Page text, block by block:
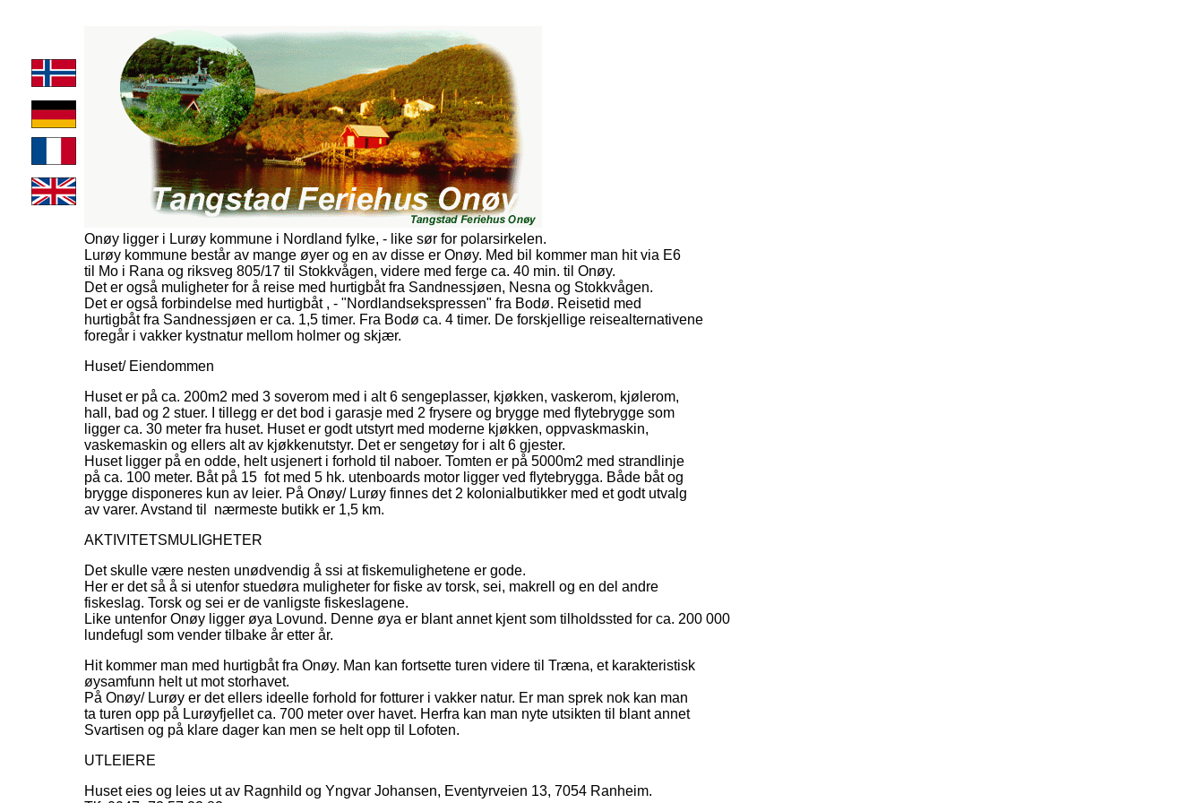
Onøy ligger i Lurøy kommune i Nordland fylke, - like sør for polarsirkelen.
Lurøy kommune består av mange øyer og en av disse er Onøy. Med bil kommer man hit via E6
til Mo i Rana og riksveg 805/17 til Stokkvågen, videre med ferge ca. 40 min. til Onøy.
Det er også muligheter for å reise med hurtigbåt fra Sandnessjøen, Nesna og Stokkvågen.
Det er også forbindelse med hurtigbåt , - "Nordlandsekspressen" fra Bodø. Reisetid med
hurtigbåt fra Sandnessjøen er ca. 1,5 timer. Fra Bodø ca. 4 timer. De forskjellige reisealternativene
foregår i vakker kystnatur mellom holmer og skjær.
Huset/ Eiendommen
Huset er på ca. 200m2 med 3 soverom med i alt 6 sengeplasser, kjøkken, vaskerom, kjølerom,
hall, bad og 2 stuer. I tillegg er det bod i garasje med 2 frysere og brygge med flytebrygge som
ligger ca. 30 meter fra huset. Huset er godt utstyrt med moderne kjøkken, oppvaskmaskin,
vaskemaskin og ellers alt av kjøkkenutstyr. Det er sengetøy for i alt 6 gjester.
Huset ligger på en odde, helt usjenert i forhold til naboer. Tomten er på 5000m2 med strandlinje
på ca. 100 meter. Båt på 15 fot med 5 hk. utenboards motor ligger ved flytebrygga. Både båt og
brygge disponeres kun av leier. På Onøy/ Lurøy finnes det 2 kolonialbutikker med et godt utvalg
av varer. Avstand til nærmeste butikk er 1,5 km.
AKTIVITETSMULIGHETER
Det skulle være nesten unødvendig å ssi at fiskemulighetene er gode.
Her er det så å si utenfor stuedøra muligheter for fiske av torsk, sei, makrell og en del andre
fiskeslag. Torsk og sei er de vanligste fiskeslagene.
Like untenfor Onøy ligger øya Lovund. Denne øya er blant annet kjent som tilholdssted for ca. 200 000
lundefugl som vender tilbake år etter år.
Hit kommer man med hurtigbåt fra Onøy. Man kan fortsette turen videre til Træna, et karakteristisk
øysamfunn helt ut mot storhavet.
På Onøy/ Lurøy er det ellers ideelle forhold for fotturer i vakker natur. Er man sprek nok kan man
ta turen opp på Lurøyfjellet ca. 700 meter over havet. Herfra kan man nyte utsikten til blant annet
Svartisen og på klare dager kan men se helt opp til Lofoten.
UTLEIERE
Huset eies og leies ut av Ragnhild og Yngvar Johansen, Eventyrveien 13, 7054 Ranheim.